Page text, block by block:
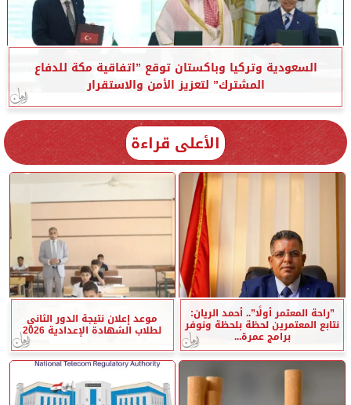
السعودية وتركيا وباكستان توقع ”اتفاقية مكة للدفاع
المشترك” لتعزيز الأمن والاستقرار
الأعلى قراءة
”راحة المعتمر أولًا”.. أحمد الريان:
نتابع المعتمرين لحظة بلحظة ونوفر
برامج عمرة...
موعد إعلان نتيجة الدور الثاني
لطلاب الشهادة الإعدادية 2026